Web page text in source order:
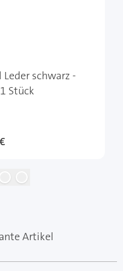
Leder schwarz -
Stück
Artikel